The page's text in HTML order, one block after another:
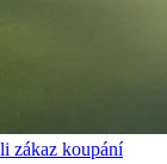
zákaz koupání